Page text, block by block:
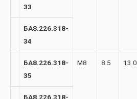
33
БА8.226.318-
34
БА8.226.318-
35
М8 8.5 13.0
БА8.226.318-